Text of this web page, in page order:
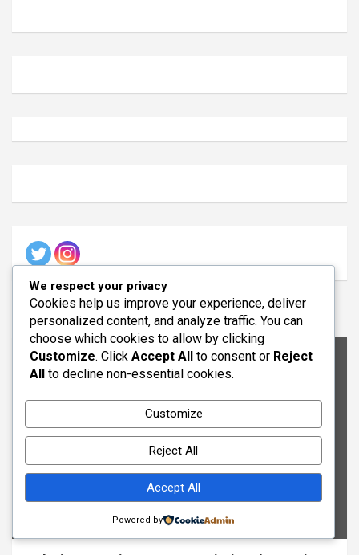
You may Missed
We respect your privacy
Cookies help us improve your experience, deliver
personalized content, and analyze traffic. You can
choose which cookies to allow by clicking
Customize. Click Accept All to consent or Reject
All to decline non-essential cookies.
Customize
Reject All
Accept All
Powered by